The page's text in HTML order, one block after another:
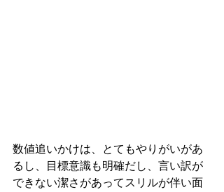
数値追いかけは、とてもやりがいがあ
るし、目標意識も明確だし、言い訳が
できない潔さがあってスリルが伴い面